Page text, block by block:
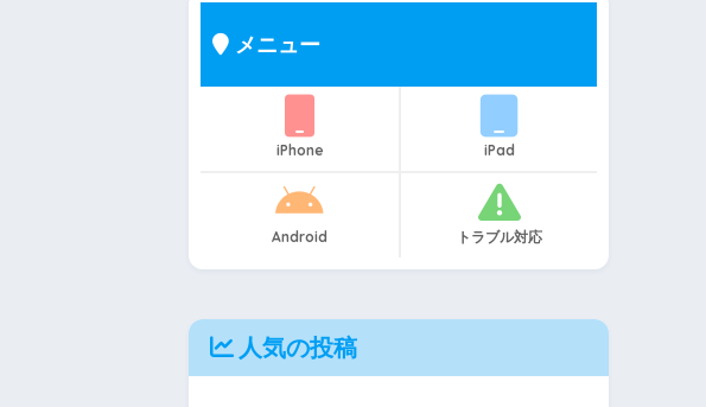
メニュー
iPhone iPad
Android トラブル対応
人気の投稿